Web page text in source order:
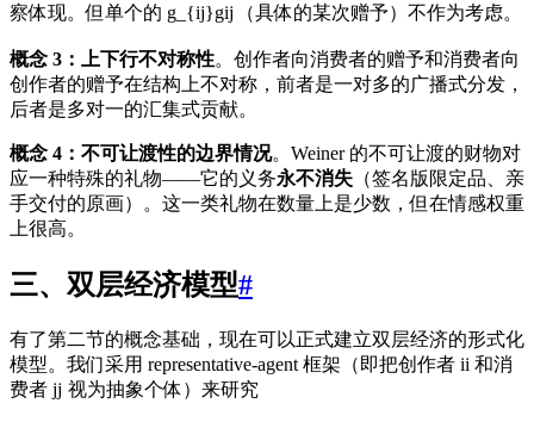
察体现。但单个的 g_{ij}gij （具体的某次赠予）不作为考虑。
概念 3：上下行不对称性。创作者向消费者的赠予和消费者向
创作者的赠予在结构上不对称，前者是一对多的广播式分发，
后者是多对一的汇集式贡献。
概念 4：不可让渡性的边界情况。Weiner 的不可让渡的财物对
应一种特殊的礼物——它的义务永不消失 （签名版限定品、亲
手交付的原画）。这一类礼物在数量上是少数，但在情感权重
上很高。
三、双层经济模型#
有了第二节的概念基础，现在可以正式建立双层经济的形式化
模型。我们采用 representative-agent 框架（即把创作者 ii 和消
费者 jj 视为抽象个体）来研究